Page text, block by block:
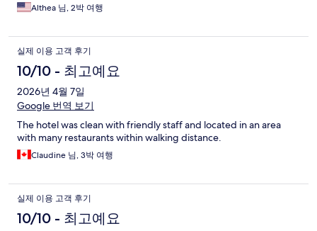
Althea 님, 2박 여행
실제 이용 고객 후기
10/10 - 최고예요
2026년 4월 7일
Google 번역 보기
The hotel was clean with friendly staff and located in an area
with many restaurants within walking distance.
Claudine 님, 3박 여행
실제 이용 고객 후기
10/10 - 최고예요